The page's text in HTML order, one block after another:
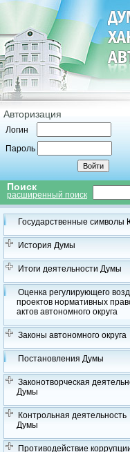
Авторизация
Логин
Пароль
Поиск
расширенный поиск
Государственные символы
История Думы
Итоги деятельности Думы
Оценка регулирующего
проектов нормативных
актов автономного округа
Законы автономного округа
Постановления Думы
Законотворческая
Думы
Контрольная деятельность
Думы
Противодействие